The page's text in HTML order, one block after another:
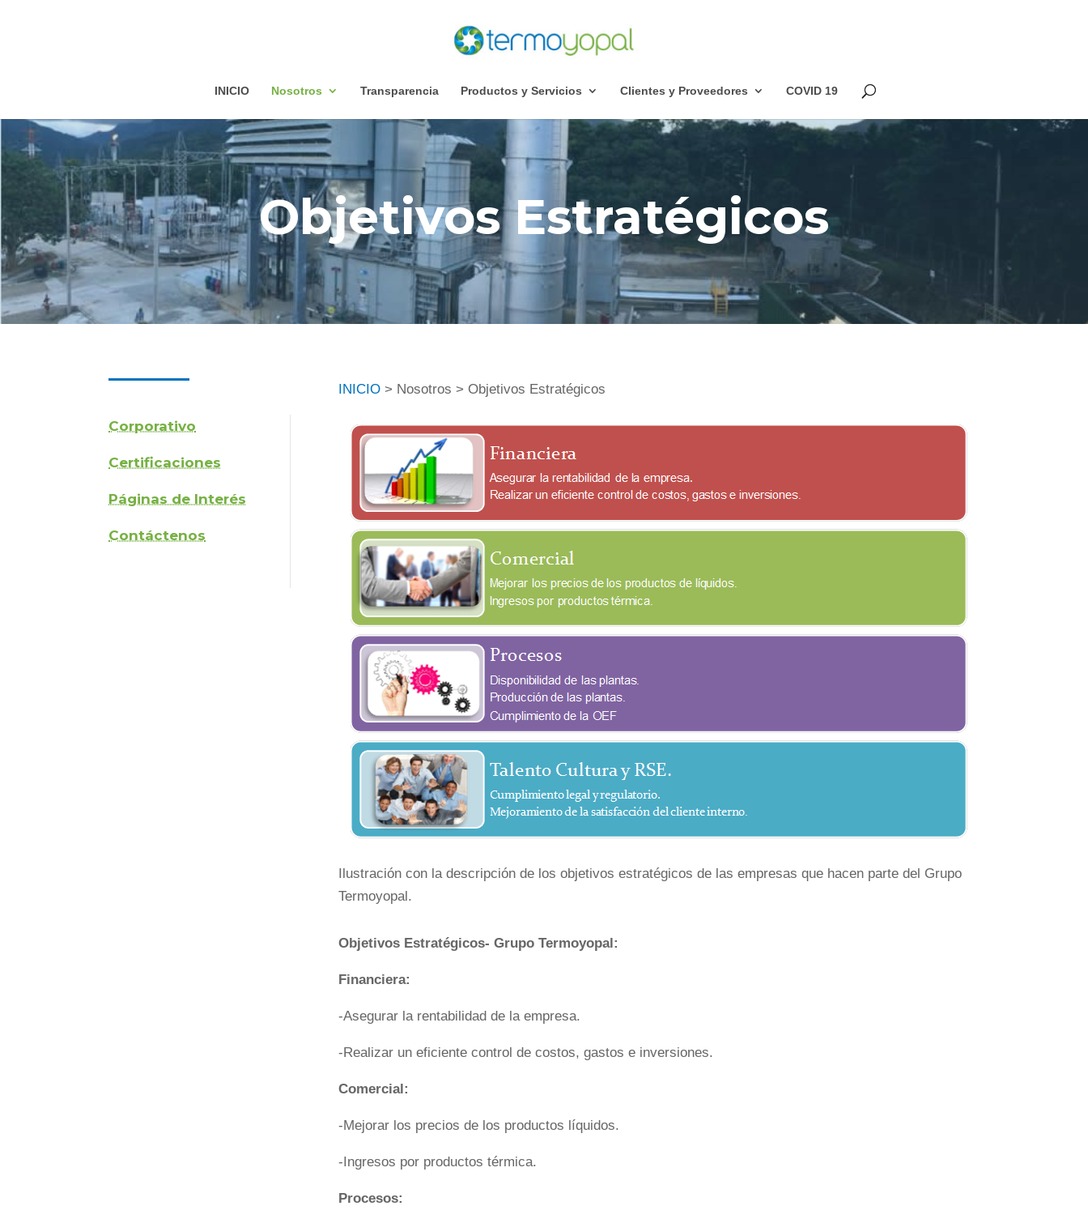
INICIO Nosotros Transparencia Productos y Servicios Clientes y Proveedores COVID 19
Objetivos Estratégicos
Corporativo
Certificaciones
Páginas de Interés
Contáctenos
INICIO> Nosotros > Objetivos Estratégicos
Ilustración con la descripción de los objetivos estratégicos de las empresas que hacen parte del Grupo
Termoyopal.
Objetivos Estratégicos- Grupo Termoyopal:
Financiera:
-Asegurar la rentabilidad de la empresa.
-Realizar un eficiente control de costos, gastos e inversiones.
Comercial:
-Mejorar los precios de los productos líquidos.
-Ingresos por productos térmica.
Procesos: